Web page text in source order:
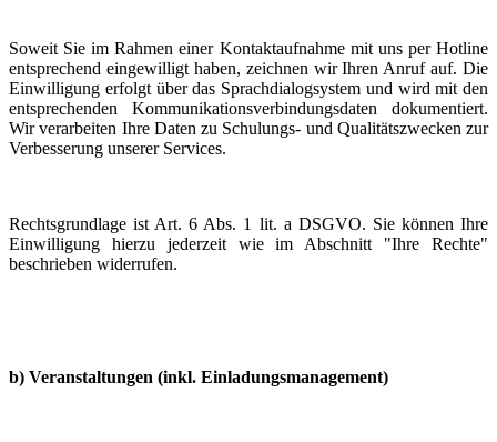
Soweit Sie im Rahmen einer Kontaktaufnahme mit uns per Hotline
entsprechend eingewilligt haben, zeichnen wir Ihren Anruf auf. Die
Einwilligung erfolgt über das Sprachdialogsystem und wird mit den
entsprechenden Kommunikationsverbindungsdaten dokumentiert.
Wir verarbeiten Ihre Daten zu Schulungs- und Qualitätszwecken zur
Verbesserung unserer Services.
Rechtsgrundlage ist Art. 6 Abs. 1 lit. a DSGVO. Sie können Ihre
Einwilligung hierzu jederzeit wie im Abschnitt "Ihre Rechte"
beschrieben widerrufen.
b) Veranstaltungen (inkl. Einladungsmanagement)